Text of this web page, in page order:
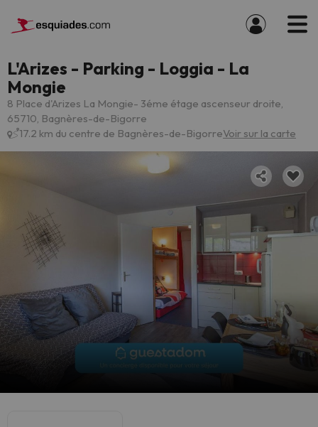
L'Arizes - Parking - Loggia - La
Mongie
8 Place d'Arizes La Mongie- 3éme étage ascenseur droite,
65710, Bagnères-de-Bigorre
17.2 km du centre de Bagnères-de-BigorreVoir sur la carte